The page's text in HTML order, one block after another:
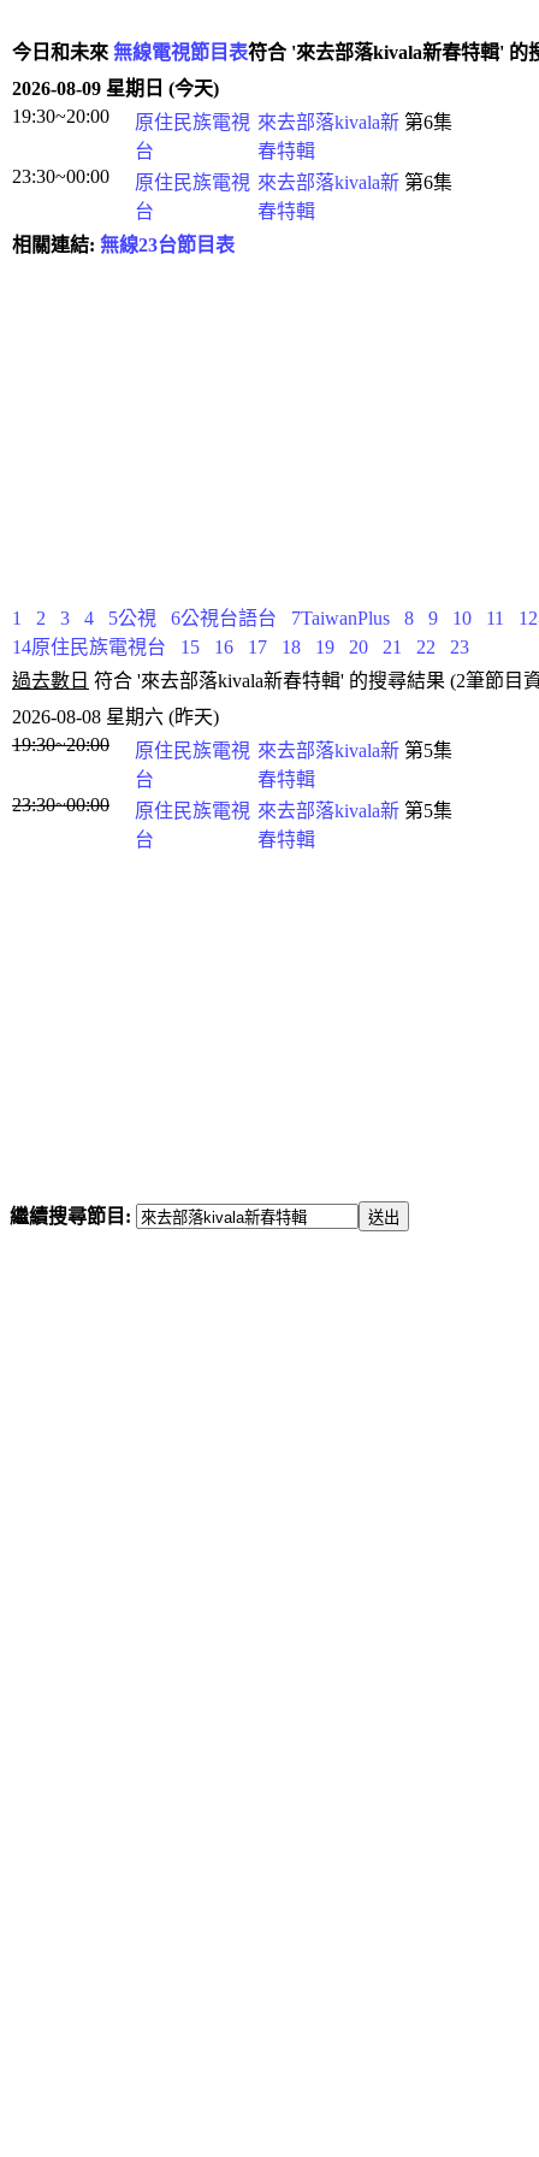
今日和未來 無線電視節目表符合 '來去部落kivala新春特輯' 的
2026-08-09 星期日 (今天)
19:30~20:00
原住民族電視
台
來去部落kivala新
春特輯
第6集
23:30~00:00
原住民族電視
台
來去部落kivala新
春特輯
第6集
相關連結: 無線23台節目表
1 2 3 4 5公視 6公視台語台 7TaiwanPlus 8 9 10 11
14原住民族電視台
15 16 17 18 19 20 21 22
23
過去數日 符合 '來去部落kivala新春特輯' 的搜尋結果 (2筆節目
2026-08-08 星期六 (昨天)
19:30~20:00
原住民族電視
台
來去部落kivala新
春特輯
第5集
23:30~00:00
原住民族電視
台
來去部落kivala新
春特輯
第5集
繼續搜尋節目: